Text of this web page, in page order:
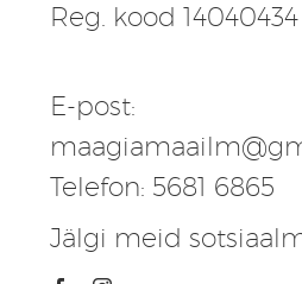
Reg. kood 14040434
E-post:
Telefon: 5681 6865
Jälgi meid